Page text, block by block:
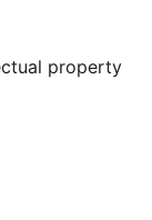
property